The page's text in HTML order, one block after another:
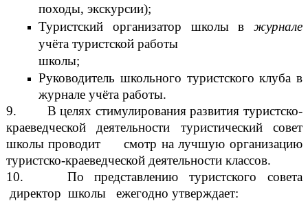
походы, экскурсии);
Туристский организатор школы в журнале
учёта туристской работы
школы;
Руководитель школьного туристского клуба в
журнале учёта работы.
9. В целях стимулирования развития туристско-
краеведческой деятельности туристический совет
школы проводит смотр на лучшую организацию
туристско-краеведческой деятельности классов.
10. По представлению туристского совета
директор школы ежегодно утверждает: